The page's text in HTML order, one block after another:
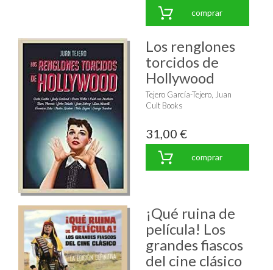
comprar
Los renglones
torcidos de
Hollywood
Tejero García-Tejero, Juan
Cult Books
31,00 €
comprar
¡Qué ruina de
película! Los
grandes fiascos
del cine clásico